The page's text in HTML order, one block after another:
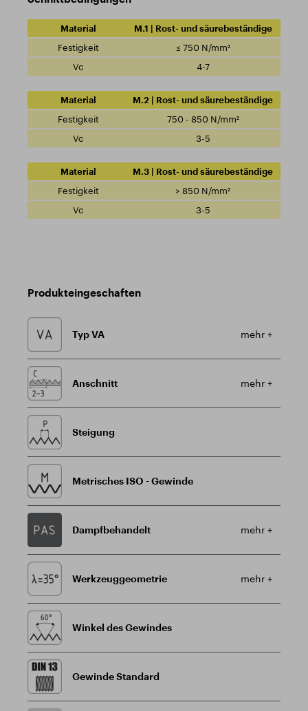
M.1 | Rost- und säurebeständige
≤ 750 N/mm²
4-7
M.2 | Rost- und säurebeständige
750 - 850 N/mm²
3-5
M.3 | Rost- und säurebeständige
> 850 N/mm²
3-5
Produkteingeschaften
Typ VA mehr +
Anschnitt mehr +
Steigung
Metrisches ISO - Gewinde
Dampfbehandelt mehr +
Werkzeuggeometrie mehr +
Winkel des Gewindes
Gewinde Standard